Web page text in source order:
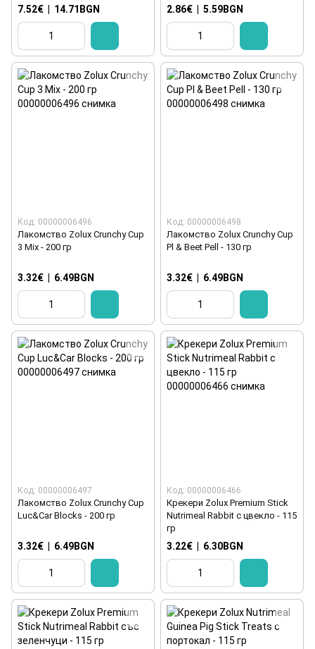
7.52€ 14.71BGN 2.86€ 5.59BGN
Код: 00000006496
Лакомство Zolux Crunchy Cup
3 Mix - 200 гр
3.32€ 6.49BGN
Код: 00000006498
Лакомство Zolux Crunchy Cup
Pl & Beet Pell - 130 гр
3.32€ 6.49BGN
Код: 00000006497
Лакомство Zolux Crunchy Cup
Luc&Car Blocks - 200 гр
3.32€ 6.49BGN
Код: 00000006466
Крекери Zolux Premium Stick
Nutrimeal Rabbit с цвекло - 115
гр
3.22€ 6.30BGN